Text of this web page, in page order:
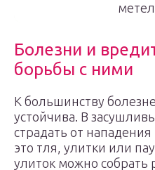
Болезни и
борьбы с ними
К большинству
устойчива. В
страдать от
это тля, улитки или
улиток можно собрать